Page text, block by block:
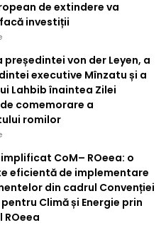
de extindere va
investiții
președintei von der Leyen, a
executive Mînzatu și a
Lahbib înaintea Zilei
comemorare a
romilor
CoM– ROeea: o
eficientă de implementare
din cadrul Convenției
Climă și Energie prin
ROeea